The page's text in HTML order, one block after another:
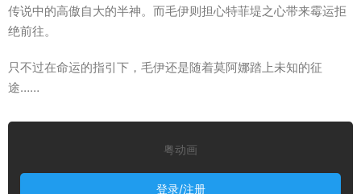
传说中的高傲自大的半神。而毛伊则担心特菲堤之心带来霉运拒
绝前往。
只不过在命运的指引下，毛伊还是随着莫阿娜踏上未知的征
途……
粤动画
登录/注册